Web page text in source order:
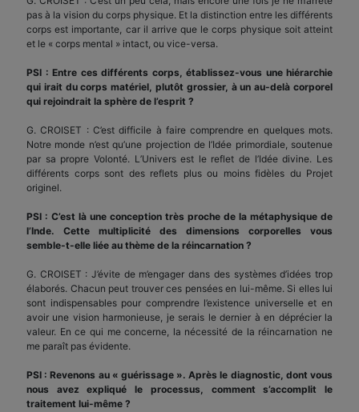
pas à la vision du corps physique. Et la distinction entre les différents
corps est importante, car il arrive que le corps physique soit atteint
et le « corps mental » intact, ou vice-versa.
PSI : Entre ces différents corps, établissez-vous une hiérarchie
qui irait du corps matériel, plutôt grossier, à un au-delà corporel
qui rejoindrait la sphère de l’esprit ?
G. CROISET : C’est difficile à faire comprendre en quelques mots.
Notre monde n’est qu’une projection de l’Idée primordiale, soutenue
par sa propre Volonté. L’Univers est le reflet de l’Idée divine. Les
différents corps sont des reflets plus ou moins fidèles du Projet
originel.
PSI : C’est là une conception très proche de la métaphysique de
l’Inde. Cette multiplicité des dimensions corporelles vous
semble-t-elle liée au thème de la réincarnation ?
G. CROISET : J’évite de m’engager dans des systèmes d’idées trop
élaborés. Chacun peut trouver ces pensées en lui-même. Si elles lui
sont indispensables pour comprendre l’existence universelle et en
avoir une vision harmonieuse, je serais le dernier à en déprécier la
valeur. En ce qui me concerne, la nécessité de la réincarnation ne
me paraît pas évidente.
PSI : Revenons au « guérissage ». Après le diagnostic, dont vous
nous avez expliqué le processus, comment s’accomplit le
traitement lui-même ?